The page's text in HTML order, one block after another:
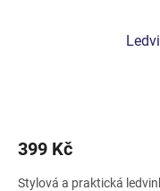
399 Kč
Stylová a praktická